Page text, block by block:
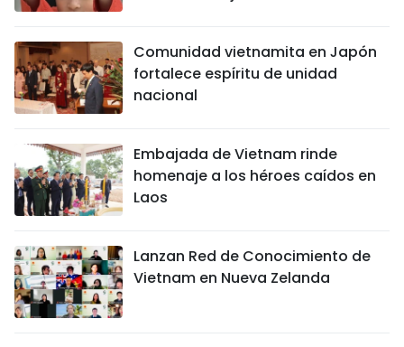
Comunidad vietnamita en Japón
fortalece espíritu de unidad
nacional
Embajada de Vietnam rinde
homenaje a los héroes caídos en
Laos
Lanzan Red de Conocimiento de
Vietnam en Nueva Zelanda